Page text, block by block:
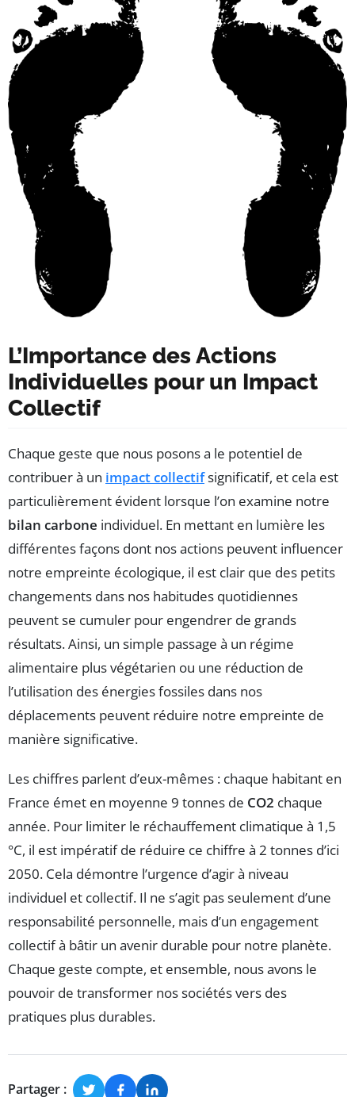
L’Importance des Actions
Individuelles pour un Impact
Collectif
Chaque geste que nous posons a le potentiel de
contribuer à un impact collectifsignificatif, et cela est
particulièrement évident lorsque l’on examine notre
bilan carbone individuel. En mettant en lumière les
différentes façons dont nos actions peuvent influencer
notre empreinte écologique, il est clair que des petits
changements dans nos habitudes quotidiennes
peuvent se cumuler pour engendrer de grands
résultats. Ainsi, un simple passage à un régime
alimentaire plus végétarien ou une réduction de
l’utilisation des énergies fossiles dans nos
déplacements peuvent réduire notre empreinte de
manière significative.
Les chiffres parlent d’eux-mêmes : chaque habitant en
France émet en moyenne 9 tonnes de CO2 chaque
année. Pour limiter le réchauffement climatique à 1,5
°C, il est impératif de réduire ce chiffre à 2 tonnes d’ici
2050. Cela démontre l’urgence d’agir à niveau
individuel et collectif. Il ne s’agit pas seulement d’une
responsabilité personnelle, mais d’un engagement
collectif à bâtir un avenir durable pour notre planète.
Chaque geste compte, et ensemble, nous avons le
pouvoir de transformer nos sociétés vers des
pratiques plus durables.
Partager :